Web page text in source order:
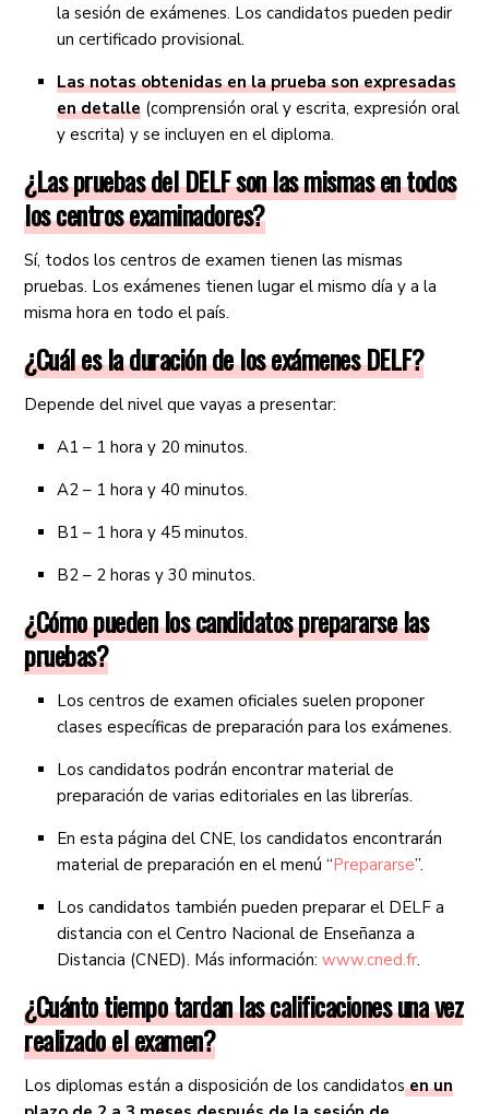
la sesión de exámenes. Los candidatos pueden pedir
un certificado provisional.
Las notas obtenidas en la prueba son expresadas
en detalle (comprensión oral y escrita, expresión oral
y escrita) y se incluyen en el diploma.
¿Las pruebas del DELF son las mismas en todos
los centros examinadores?
Sí, todos los centros de examen tienen las mismas
pruebas. Los exámenes tienen lugar el mismo día y a la
misma hora en todo el país.
¿Cuál es la duración de los exámenes DELF?
Depende del nivel que vayas a presentar:
A1 – 1 hora y 20 minutos.
A2 – 1 hora y 40 minutos.
B1 – 1 hora y 45 minutos.
B2 – 2 horas y 30 minutos.
¿Cómo pueden los candidatos prepararse las
pruebas?
Los centros de examen oficiales suelen proponer
clases específicas de preparación para los exámenes.
Los candidatos podrán encontrar material de
preparación de varias editoriales en las librerías.
En esta página del CNE, los candidatos encontrarán
material de preparación en el menú “Prepararse”.
Los candidatos también pueden preparar el DELF a
distancia con el Centro Nacional de Enseñanza a
Distancia (CNED). Más información:www.cned.fr.
¿Cuánto tiempo tardan las calificaciones una vez
realizado el examen?
Los diplomas están a disposición de los candidatosen un